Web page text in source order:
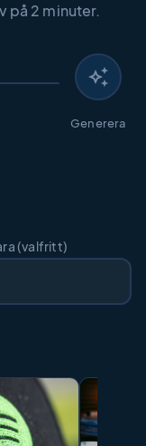
på 2 minuter.
auto_awesome
Generera
(valfritt)